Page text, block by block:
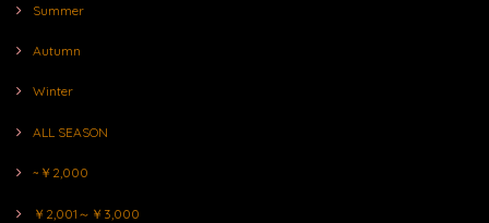
Summer
Autumn
Winter
ALL SEASON
~￥2,000
￥2,001～￥3,000